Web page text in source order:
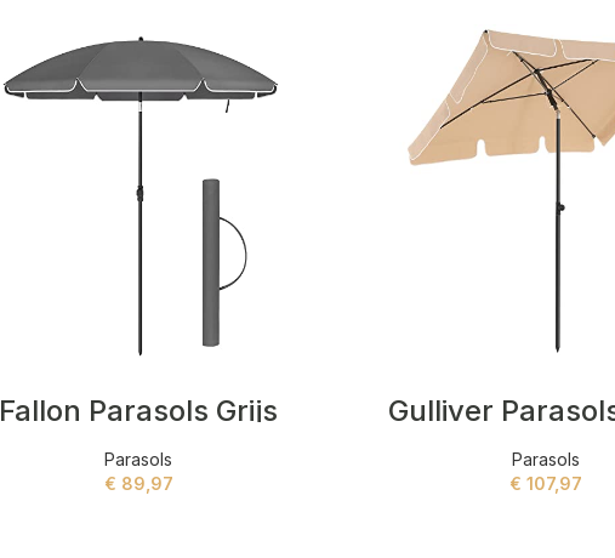
Fallon Parasols Grijs
Parasols
€ 89,97
Gulliver
Parasols
€ 107,97